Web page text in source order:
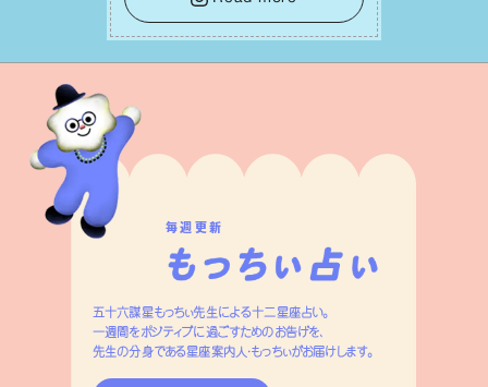
ざり合い、ハッピーな未来が形作られて
いきます。
毎週更新
五十六謀星もっちぃ先生による十二星座占い。
一週間をポジティブに過ごすためのお告げを、
先生の分身である星座案内人・もっちぃがお届けします。